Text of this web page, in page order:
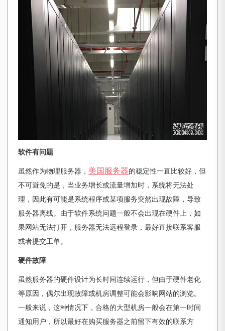
软件有问题
虽然作为物理服务器， 美国服务器的稳定性一直比较好，但
不可避免的是，当业务增长或流量增加时，系统将无法处
理，因此有可能是系统程序或某项服务突然出现故障，导致
服务器离线。由于软件系统问题一般不会出现在硬件上，如
果网站无法打开，服务器无法远程登录，最好直接联系客服
或者提交工单。
硬件故障
虽然服务器的硬件设计为长时间连续运行，但由于硬件老化
等原因，偶尔出现故障或机房调整可能会影响网站的浏览。
一般来说，这种情况下，合格的大型机房一般会在第一时间
通知用户，所以最好在购买服务器之前留下有效的联系方